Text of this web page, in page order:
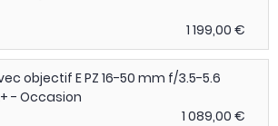
1 199,00 €
objectif E PZ 16-50 mm f/3.5-5.6
- Occasion
1 089,00 €